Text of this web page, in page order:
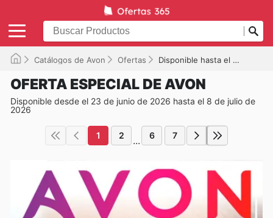
Catálogos de Avon Ofertas Disponible hasta el 08/07/2026
OFERTA ESPECIAL DE AVON
Disponible desde el 23 de junio de 2026 hasta el 8 de julio de
2026
1 2 ... 6 7